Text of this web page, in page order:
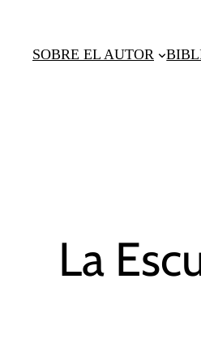
contenido
SOBRE EL AUTOR
La